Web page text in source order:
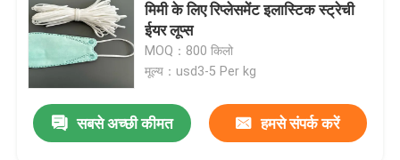
मिमी के लिए रिप्लेसमेंट इलास्टिक स्ट्रेची
ईयर लूप्स
MOQ：800 किलो
मूल्य：usd3-5 Per kg
सबसे अच्छी कीमत हमसे संपर्क करें